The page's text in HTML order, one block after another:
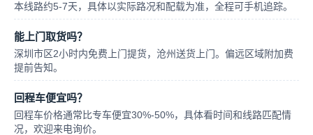
本线路约5-7天，具体以实际路况和配载为准，全程可手机追踪。
能上门取货吗？
深圳市区2小时内免费上门提货，沧州送货上门。偏远区域附加费
提前告知。
回程车便宜吗？
回程车价格通常比专车便宜30%-50%，具体看时间和线路匹配情
况，欢迎来电询价。